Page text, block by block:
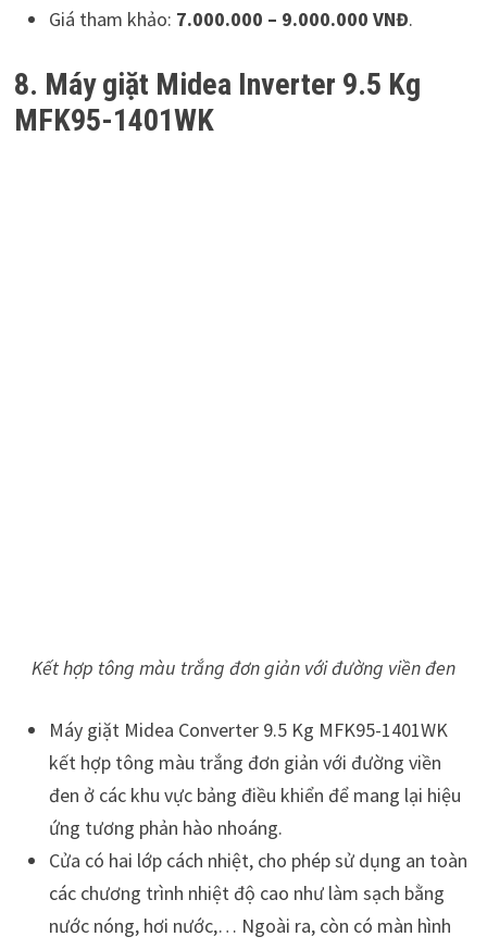
Giá tham khảo: 7.000.000 – 9.000.000 VNĐ.
8. Máy giặt Midea Inverter 9.5 Kg
MFK95-1401WK
Kết hợp tông màu trắng đơn giản với đường viền đen
Máy giặt Midea Converter 9.5 Kg MFK95-1401WK
kết hợp tông màu trắng đơn giản với đường viền
đen ở các khu vực bảng điều khiển để mang lại hiệu
ứng tương phản hào nhoáng.
Cửa có hai lớp cách nhiệt, cho phép sử dụng an toàn
các chương trình nhiệt độ cao như làm sạch bằng
nước nóng, hơi nước,… Ngoài ra, còn có màn hình